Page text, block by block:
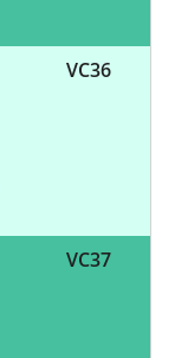
VC36
VC37